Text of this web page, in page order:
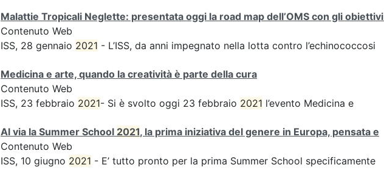
Malattie Tropicali Neglette: presentata oggi la road map dell’OMS con gli obiettivi
Contenuto Web
ISS, 28 gennaio 2021 - L’ISS, da anni impegnato nella lotta contro l’echinococcosi
Medicina e arte, quando la creatività è parte della cura
Contenuto Web
ISS, 23 febbraio 2021- Si è svolto oggi 23 febbraio 2021 l’evento Medicina e
Al via la Summer School 2021, la prima iniziativa del genere in Europa, pensata e
Contenuto Web
ISS, 10 giugno 2021 - E’ tutto pronto per la prima Summer School specificamente